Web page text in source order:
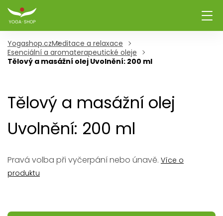
Yogashop.czMeditace a relaxace
Esenciální a aromaterapeutické oleje
Tělový a masážní olej Uvolnění: 200 ml
Tělový a masážní olej
Uvolnění: 200 ml
Pravá volba při vyčerpání nebo únavě. Více o
produktu